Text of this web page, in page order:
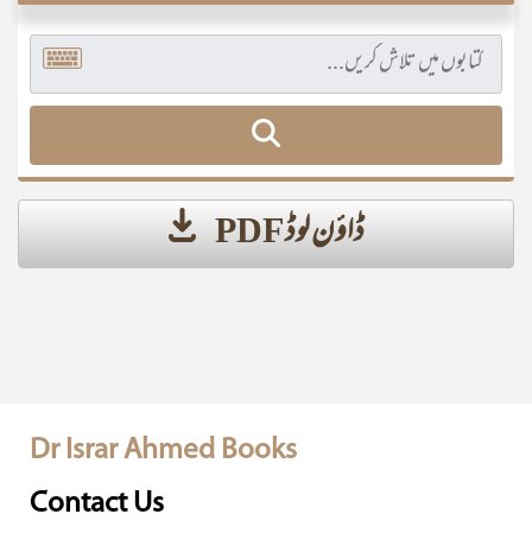
ڈاؤن لوڈ PDF
Dr Israr Ahmed Books
Contact Us